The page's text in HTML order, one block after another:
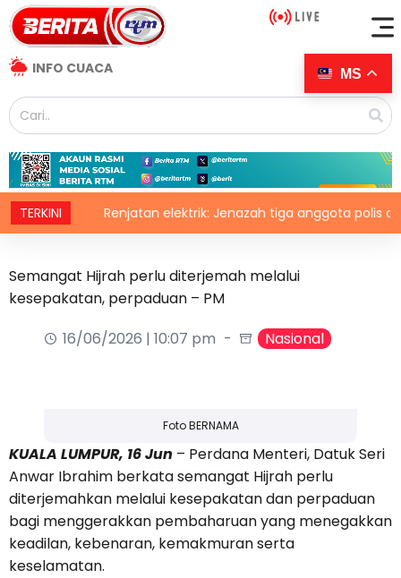
INFO CUACA
TERKINIRenjatan elektrik: Jenazah tiga anggota polis dibawa
Semangat Hijrah perlu diterjemah melalui
kesepakatan, perpaduan – PM
16/06/2026 | 10:07 pm
Nasional
Foto BERNAMA
KUALA LUMPUR, 16 Jun – Perdana Menteri, Datuk Seri
Anwar Ibrahim berkata semangat Hijrah perlu
diterjemahkan melalui kesepakatan dan perpaduan
bagi menggerakkan pembaharuan yang menegakkan
keadilan, kebenaran, kemakmuran serta
keselamatan.
MS